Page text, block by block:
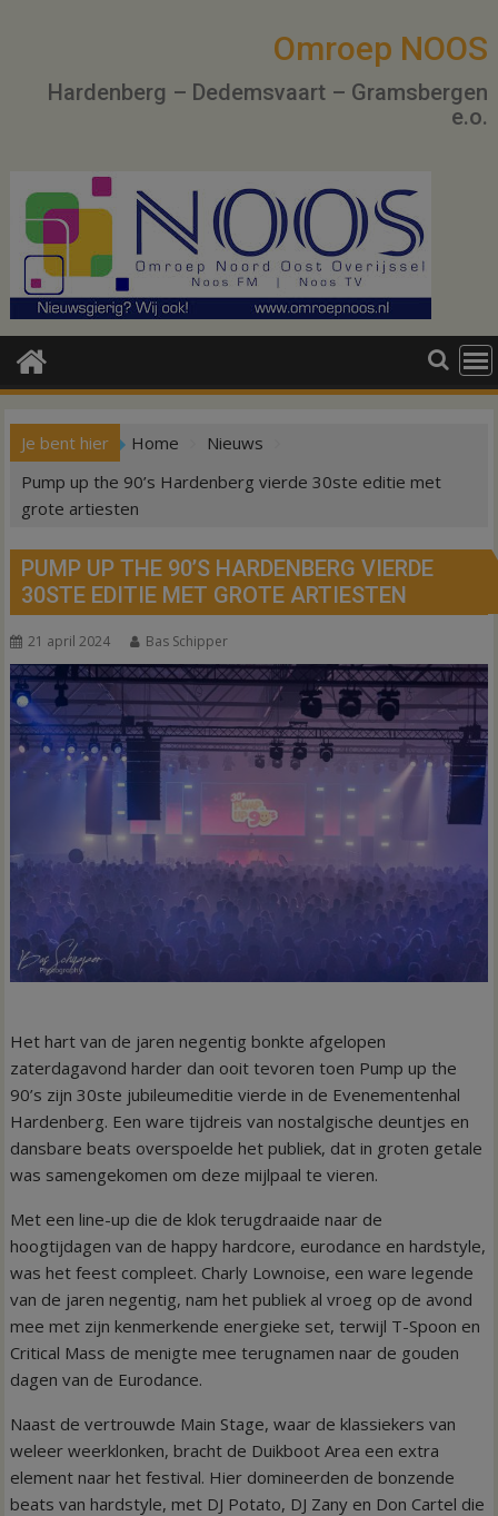
Omroep NOOS
Hardenberg – Dedemsvaart – Gramsbergen
e.o.
Je bent hier Home
Nieuws
Pump up the 90’s Hardenberg vierde 30ste editie met
grote artiesten
PUMP UP THE 90’S HARDENBERG VIERDE
30STE EDITIE MET GROTE ARTIESTEN
21 april 2024 Bas Schipper
Het hart van de jaren negentig bonkte afgelopen
zaterdagavond harder dan ooit tevoren toen Pump up the
90’s zijn 30ste jubileumeditie vierde in de Evenementenhal
Hardenberg. Een ware tijdreis van nostalgische deuntjes en
dansbare beats overspoelde het publiek, dat in groten getale
was samengekomen om deze mijlpaal te vieren.
Met een line-up die de klok terugdraaide naar de
hoogtijdagen van de happy hardcore, eurodance en hardstyle,
was het feest compleet. Charly Lownoise, een ware legende
van de jaren negentig, nam het publiek al vroeg op de avond
mee met zijn kenmerkende energieke set, terwijl T-Spoon en
Critical Mass de menigte mee terugnamen naar de gouden
dagen van de Eurodance.
Naast de vertrouwde Main Stage, waar de klassiekers van
weleer weerklonken, bracht de Duikboot Area een extra
element naar het festival. Hier domineerden de bonzende
beats van hardstyle, met DJ Potato, DJ Zany en Don Cartel die